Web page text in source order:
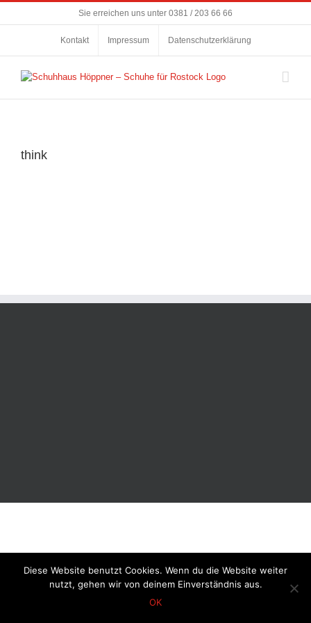
Sie erreichen uns unter 0381 / 203 66 66
Kontakt Impressum Datenschutzerklärung
think
Diese Website benutzt Cookies. Wenn du die Website weiter
nutzt, gehen wir von deinem Einverständnis aus.
OK